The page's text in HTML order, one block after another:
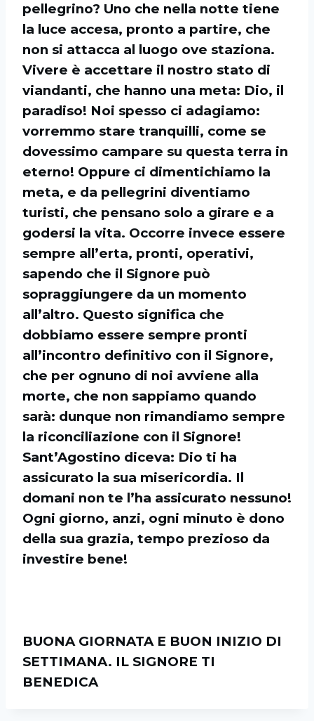
pellegrino? Uno che nella notte tiene
la luce accesa, pronto a partire, che
non si attacca al luogo ove staziona.
Vivere è accettare il nostro stato di
viandanti, che hanno una meta: Dio, il
paradiso! Noi spesso ci adagiamo:
vorremmo stare tranquilli, come se
dovessimo campare su questa terra in
eterno! Oppure ci dimentichiamo la
meta, e da pellegrini diventiamo
turisti, che pensano solo a girare e a
godersi la vita. Occorre invece essere
sempre all’erta, pronti, operativi,
sapendo che il Signore può
sopraggiungere da un momento
all’altro. Questo significa che
dobbiamo essere sempre pronti
all’incontro definitivo con il Signore,
che per ognuno di noi avviene alla
morte, che non sappiamo quando
sarà: dunque non rimandiamo sempre
la riconciliazione con il Signore!
Sant’Agostino diceva: Dio ti ha
assicurato la sua misericordia. Il
domani non te l’ha assicurato nessuno!
Ogni giorno, anzi, ogni minuto è dono
della sua grazia, tempo prezioso da
investire bene!
BUONA GIORNATA E BUON INIZIO DI
SETTIMANA. IL SIGNORE TI
BENEDICA